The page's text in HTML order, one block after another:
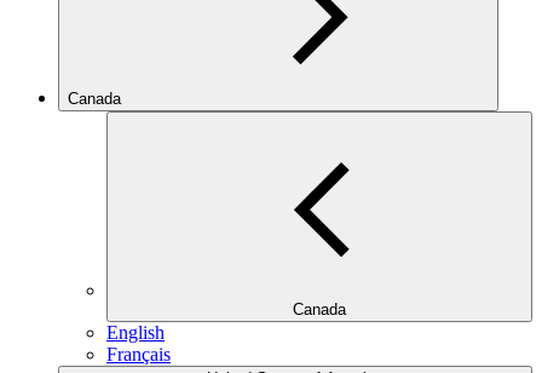
Canada
Canada
English
Français